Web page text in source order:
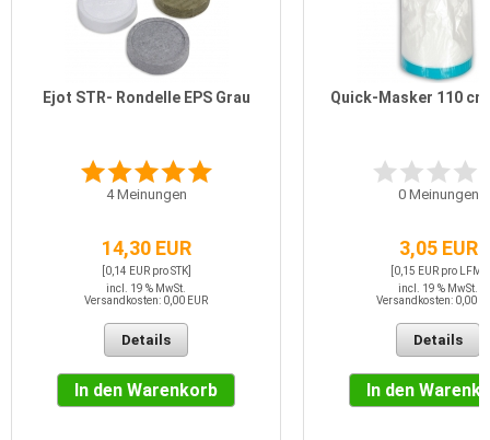
Ejot STR- Rondelle EPS Grau
4Meinungen
14,30 EUR
[0,14 EUR pro STK]
incl. 19 % MwSt.
Versandkosten: 0,00 EUR
Details
In den Warenkorb
Quick-Masker 110
0Meinungen
3,05 EUR
[0,15 EUR pro LFM]
incl. 19 % MwSt.
Versandkosten: 0,00
Details
In den